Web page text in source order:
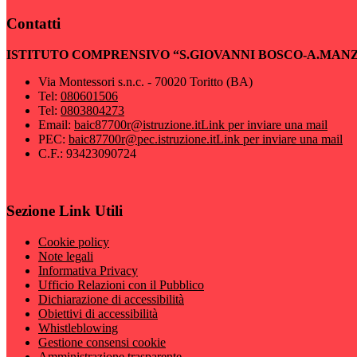
Contatti
ISTITUTO COMPRENSIVO “S.GIOVANNI BOSCO-
Via Montessori s.n.c. - 70020 Toritto (BA)
Tel: 080601506
Tel: 0803804273
Email: baic87700r@istruzione.itLink per inviare una mail
PEC: baic87700r@pec.istruzione.itLink per inviare una mail
C.F.: 93423090724
Sezione Link Utili
Cookie policy
Note legali
Informativa Privacy
Ufficio Relazioni con il Pubblico
Dichiarazione di accessibilità
Obiettivi di accessibilità
Whistleblowing
Gestione consensi cookie